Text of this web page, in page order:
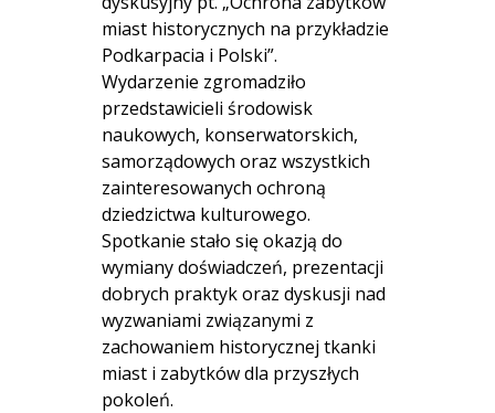
miast historycznych na przykładzie
Podkarpacia i Polski”.
Wydarzenie zgromadziło
przedstawicieli środowisk
naukowych, konserwatorskich,
samorządowych oraz wszystkich
zainteresowanych ochroną
dziedzictwa kulturowego.
Spotkanie stało się okazją do
wymiany doświadczeń, prezentacji
dobrych praktyk oraz dyskusji nad
wyzwaniami związanymi z
zachowaniem historycznej tkanki
miast i zabytków dla przyszłych
pokoleń.